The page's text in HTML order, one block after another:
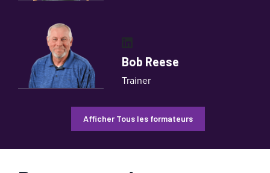
Afficher Tous les formateurs
Bob Reese
Trainer